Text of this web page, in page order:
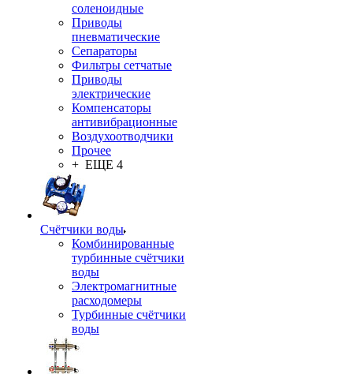
соленоидные
Приводы
пневматические
Сепараторы
Фильтры сетчатые
Приводы
электрические
Компенсаторы
антивибрационные
Воздухоотводчики
Прочее
+ ЕЩЕ 4
Счётчики воды
Комбинированные
турбинные счётчики
воды
Электромагнитные
расходомеры
Турбинные счётчики
воды